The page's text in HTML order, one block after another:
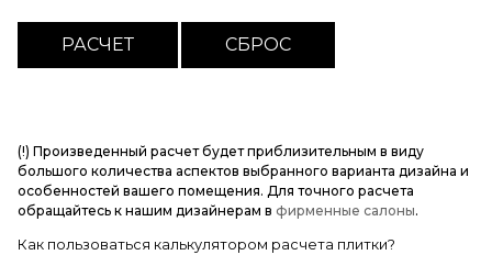
(!) Произведенный расчет будет приблизительным в виду
большого количества аспектов выбранного варианта дизайна и
особенностей вашего помещения. Для точного расчета
обращайтесь к нашим дизайнерам в фирменные салоны.
Как пользоваться калькулятором расчета плитки?